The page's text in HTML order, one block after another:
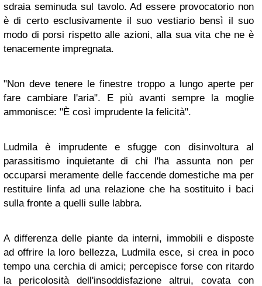
sdraia seminuda sul tavolo. Ad essere provocatorio non
è di certo esclusivamente il suo vestiario bensì il suo
modo di porsi rispetto alle azioni, alla sua vita che ne è
tenacemente impregnata.
"Non deve tenere le finestre troppo a lungo aperte per
fare cambiare l'aria". E più avanti sempre la moglie
ammonisce: "È così imprudente la felicità".
Ludmila è imprudente e sfugge con disinvoltura al
parassitismo inquietante di chi l'ha assunta non per
occuparsi meramente delle faccende domestiche ma per
restituire linfa ad una relazione che ha sostituito i baci
sulla fronte a quelli sulle labbra.
A differenza delle piante da interni, immobili e disposte
ad offrire la loro bellezza, Ludmila esce, si crea in poco
tempo una cerchia di amici; percepisce forse con ritardo
la pericolosità dell'insoddisfazione altrui, covata con